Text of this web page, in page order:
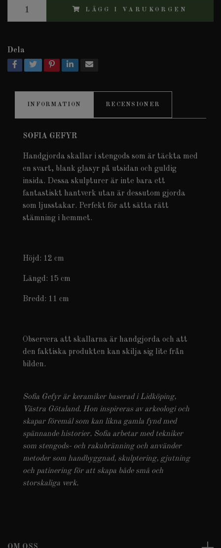
LÄGG I VARUKORGEN
Dela
INFORMATION RECENSIONER
SOFIA GEFYR
Handgjorda skallar i stengods som är täckta med
en svart, blank glasyr på utsidan och guldig
insida. Dessa skulpturer är inte bara ett
fantastiskt hantverk utan är dessutom gjorda
som ljusstakar. Perfekt för att sätta rätt
stämning i hemmet.
Höjd: 12 cm
Längd: 15 cm
Bredd: 11 cm
Observera att skallarna är handgjorda och att
den faktiska produkten kan skilja sig lite från
bilden.
Sofia Gefyr är keramiker baserad i Lidköping,
Västra Götaland. Hon inspireras av arkeologi och
skapar föremål som kan likna gamla fynd med
spännande historier. Sofia arbetar med tekniker
som stengods- och rakubränning och använder
metoder som handbyggnad, skulptering, gjutning
och patinering för att skapa både små och
storskaliga verk.